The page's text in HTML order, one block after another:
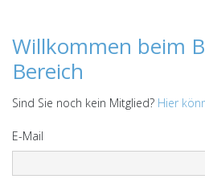
Willkommen beim
Bereich
Sind Sie noch kein Mitglied? Hier
E-Mail